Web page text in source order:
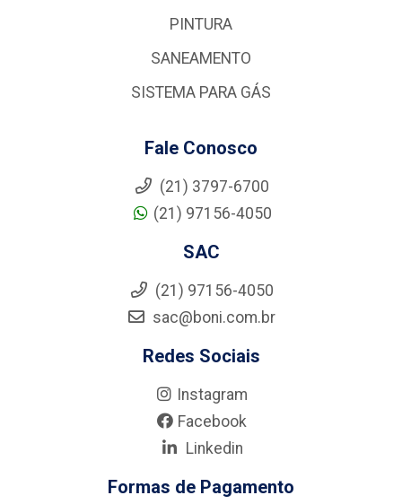
PINTURA
SANEAMENTO
SISTEMA PARA GÁS
Fale Conosco
(21) 3797-6700
(21) 97156-4050
SAC
(21) 97156-4050
sac@boni.com.br
Redes Sociais
Instagram
Facebook
Linkedin
Formas de Pagamento